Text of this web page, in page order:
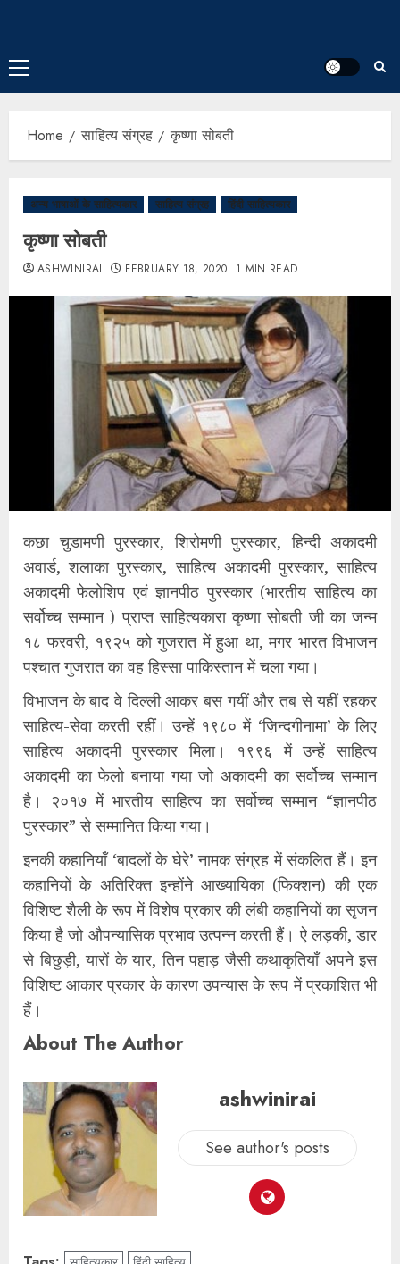
Home साहित्य संग्रह कृष्णा सोबती
अन्य भाषाओं के साहित्यकार साहित्य संग्रह हिंदी साहित्यकार
कृष्णा सोबती
ASHWINIRAI FEBRUARY 18, 2020 1 MIN READ
कछा चुडामणी पुरस्कार, शिरोमणी पुरस्कार, हिन्दी अकादमी
अवार्ड, शलाका पुरस्कार, साहित्य अकादमी पुरस्कार, साहित्य
अकादमी फेलोशिप एवं ज्ञानपीठ पुरस्कार (भारतीय साहित्य का
सर्वोच्च सम्मान ) प्राप्त साहित्यकारा कृष्णा सोबती जी का जन्म
१८ फरवरी, १९२५ को गुजरात में हुआ था, मगर भारत विभाजन
पश्चात गुजरात का वह हिस्सा पाकिस्तान में चला गया।
विभाजन के बाद वे दिल्ली आकर बस गयीं और तब से यहीं रहकर
साहित्य-सेवा करती रहीं। उन्हें १९८० में ‘ज़िन्दगीनामा’ के लिए
साहित्य अकादमी पुरस्कार मिला। १९९६ में उन्हें साहित्य
अकादमी का फेलो बनाया गया जो अकादमी का सर्वोच्च सम्मान
है। २०१७ में भारतीय साहित्य का सर्वोच्च सम्मान “ज्ञानपीठ
पुरस्कार” से सम्मानित किया गया।
इनकी कहानियाँ ‘बादलों के घेरे’ नामक संग्रह में संकलित हैं। इन
कहानियों के अतिरिक्त इन्होंने आख्यायिका (फिक्शन) की एक
विशिष्ट शैली के रूप में विशेष प्रकार की लंबी कहानियों का सृजन
किया है जो औपन्यासिक प्रभाव उत्पन्न करती हैं। ऐ लड़की, डार
से बिछुड़ी, यारों के यार, तिन पहाड़ जैसी कथाकृतियाँ अपने इस
विशिष्ट आकार प्रकार के कारण उपन्यास के रूप में प्रकाशित भी
हैं।
About The Author
ashwinirai
See author's posts